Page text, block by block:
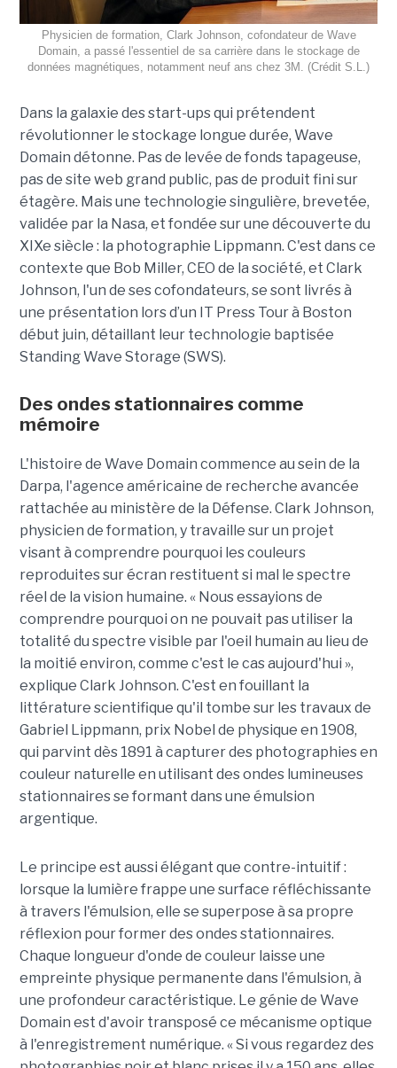
Physicien de formation, Clark Johnson, cofondateur de Wave
Domain, a passé l'essentiel de sa carrière dans le stockage de
données magnétiques, notamment neuf ans chez 3M. (Crédit S.L.)
Dans la galaxie des start-ups qui prétendent
révolutionner le stockage longue durée, Wave
Domain détonne. Pas de levée de fonds tapageuse,
pas de site web grand public, pas de produit fini sur
étagère. Mais une technologie singulière, brevetée,
validée par la Nasa, et fondée sur une découverte du
XIXe siècle : la photographie Lippmann. C'est dans ce
contexte que Bob Miller, CEO de la société, et Clark
Johnson, l'un de ses cofondateurs, se sont livrés à
une présentation lors d’un IT Press Tour à Boston
début juin, détaillant leur technologie baptisée
Standing Wave Storage (SWS).
Des ondes stationnaires comme
mémoire
L'histoire de Wave Domain commence au sein de la
Darpa, l'agence américaine de recherche avancée
rattachée au ministère de la Défense. Clark Johnson,
physicien de formation, y travaille sur un projet
visant à comprendre pourquoi les couleurs
reproduites sur écran restituent si mal le spectre
réel de la vision humaine. « Nous essayions de
comprendre pourquoi on ne pouvait pas utiliser la
totalité du spectre visible par l'oeil humain au lieu de
la moitié environ, comme c'est le cas aujourd'hui »,
explique Clark Johnson. C'est en fouillant la
littérature scientifique qu'il tombe sur les travaux de
Gabriel Lippmann, prix Nobel de physique en 1908,
qui parvint dès 1891 à capturer des photographies en
couleur naturelle en utilisant des ondes lumineuses
stationnaires se formant dans une émulsion
argentique.
Le principe est aussi élégant que contre-intuitif :
lorsque la lumière frappe une surface réfléchissante
à travers l'émulsion, elle se superpose à sa propre
réflexion pour former des ondes stationnaires.
Chaque longueur d'onde de couleur laisse une
empreinte physique permanente dans l'émulsion, à
une profondeur caractéristique. Le génie de Wave
Domain est d'avoir transposé ce mécanisme optique
à l'enregistrement numérique. « Si vous regardez des